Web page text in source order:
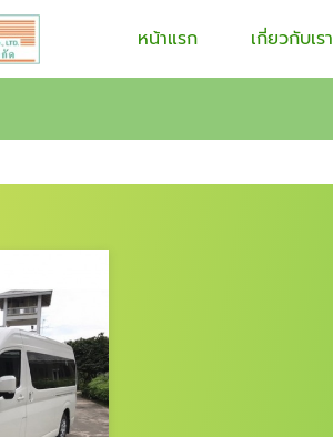
หน้าแรก เกี่ยวกับเรา